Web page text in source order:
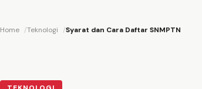
Home Teknologi Syarat dan Cara Daftar SNMPTN